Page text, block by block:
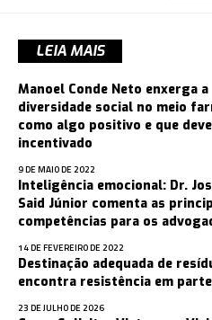
LEIA MAIS
Manoel Conde Neto enxerga a
diversidade social no meio
como algo positivo e que
incentivado
9 DE MAIO DE 2022
Inteligência emocional: Dr.
Said Júnior comenta as
competências para os
14 DE FEVEREIRO DE 2022
Destinação adequada de
encontra resistência em
23 DE JULHO DE 2026